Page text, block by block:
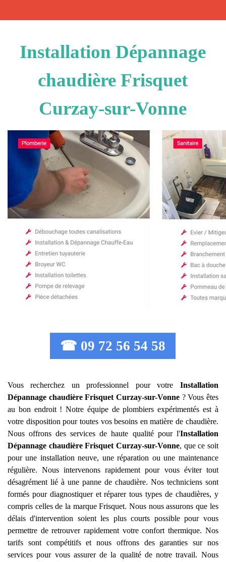
Installation Dépannage
chaudière Frisquet
Curzay-sur-Vonne
☎ 09 72 56 54 58
Vous recherchez un professionnel pour votre Installation
Dépannage chaudière Frisquet Curzay-sur-Vonne? Vous êtes
au bon endroit ! Notre équipe de plombiers expérimentés est à
votre disposition pour toutes vos besoins en matière de chaudière.
Nous offrons des services de haute qualité pour l'Installation
Dépannage chaudière Frisquet Curzay-sur-Vonne, que ce soit
pour une installation neuve, une réparation ou une maintenance
régulière. Nous intervenons rapidement pour vous éviter tout
désagrément lié à une panne de chaudière. Nos techniciens sont
formés pour diagnostiquer et réparer tous types de chaudières, y
compris celles de la marque Frisquet. Nous nous assurons que les
délais d'intervention soient les plus courts possible pour vous
permettre de retrouver rapidement votre confort thermique. Nos
tarifs sont compétitifs et nous offrons des garanties sur nos
services pour vous assurer de la qualité de notre travail. Nous